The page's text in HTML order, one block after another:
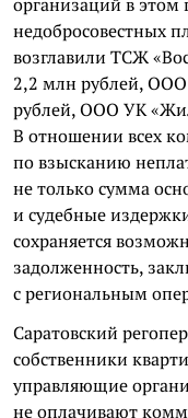
недобросовестных
возглавили ТСЖ
2,2 млн рублей,
рублей, ООО УК
В отношении всех
по взысканию
не только сумма
и судебные
сохраняется
задолженность,
с региональным
Саратовский
собственники
управляющие
не оплачивают